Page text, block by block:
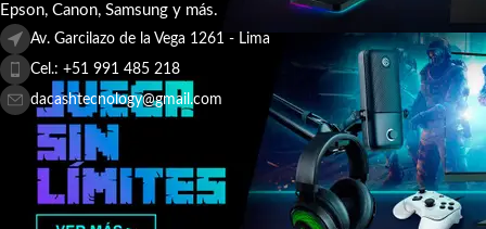
Epson, Canon, Samsung y más.
Av. Garcilazo de la Vega 1261 - Lima
Cel.: +51 991 485 218
dacashtecnology@gmail.com